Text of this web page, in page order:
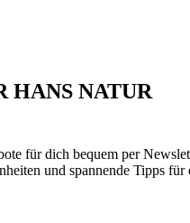
HANS NATUR
für dich bequem per
und spannende Tipps für